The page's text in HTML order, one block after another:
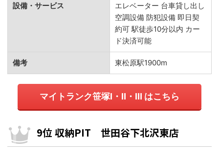
設備・サービス
エレベーター 台車貸し出し
空調設備 防犯設備 即日契
約可 駅徒歩10分以内 カー
ド決済可能
備考 東松原駅1900m
マイトランク笹塚Ⅰ・Ⅱ・Ⅲ はこちら
9位 収納PIT 世田谷下北沢東店